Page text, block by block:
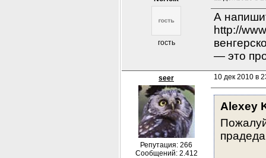
гость
А
http://
— это
seer
Репутация: 266
Сообщений: 2.412
10 дек 2010 в
Alexey